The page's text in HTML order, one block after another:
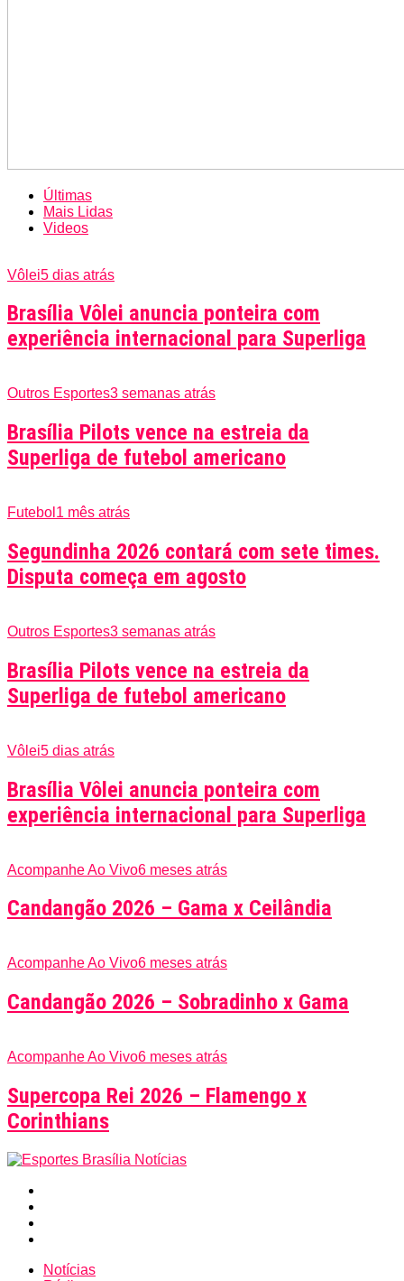
Últimas
Mais Lidas
Videos
Vôlei5 dias atrás
Brasília Vôlei anuncia ponteira com
experiência internacional para Superliga
Outros Esportes3 semanas atrás
Brasília Pilots vence na estreia da
Superliga de futebol americano
Futebol 1 mês atrás
Segundinha 2026 contará com sete times.
Disputa começa em agosto
Outros Esportes3 semanas atrás
Brasília Pilots vence na estreia da
Superliga de futebol americano
Vôlei5 dias atrás
Brasília Vôlei anuncia ponteira com
experiência internacional para Superliga
Acompanhe Ao Vivo6 meses atrás
Candangão 2026 – Gama x Ceilândia
Acompanhe Ao Vivo6 meses atrás
Candangão 2026 – Sobradinho x Gama
Acompanhe Ao Vivo6 meses atrás
Supercopa Rei 2026 – Flamengo x
Corinthians
Notícias